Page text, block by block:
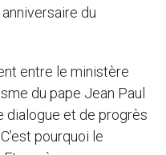
du
entre le ministère
du pape Jean Paul
dialogue et de progrès
pourquoi le